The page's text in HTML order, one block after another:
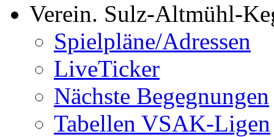
Verein. Sulz-Altmühl-
Spielpläne/Adressen
LiveTicker
Nächste Begegnungen
Tabellen VSAK-Ligen